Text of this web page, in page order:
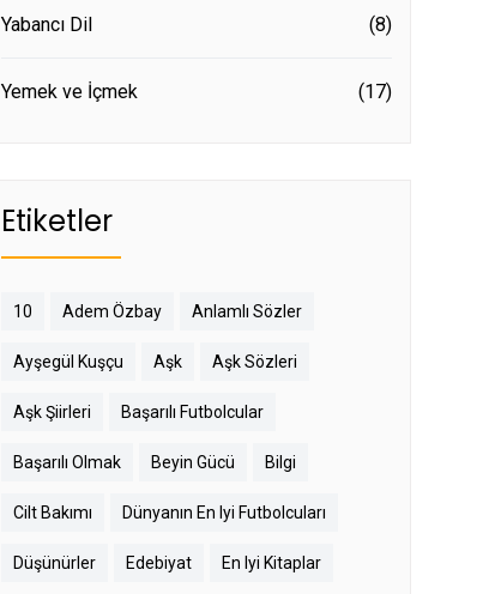
Yabancı Dil (8)
Yemek ve İçmek (17)
Etiketler
10 Adem Özbay Anlamlı Sözler
Ayşegül Kuşçu Aşk Aşk Sözleri
Aşk Şiirleri Başarılı Futbolcular
Başarılı Olmak Beyin Gücü Bilgi
Cilt Bakımı Dünyanın En Iyi Futbolcuları
Düşünürler Edebiyat En Iyi Kitaplar